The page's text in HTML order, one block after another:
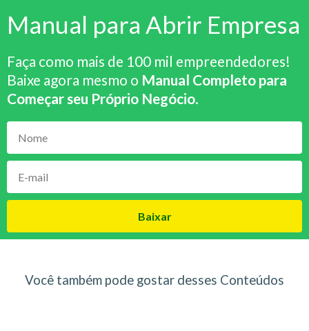
Manual para Abrir Empresa
Faça como mais de 100 mil empreendedores!
Baixe agora mesmo o Manual Completo para
Começar seu Próprio Negócio.
Baixar
Você também pode gostar desses Conteúdos